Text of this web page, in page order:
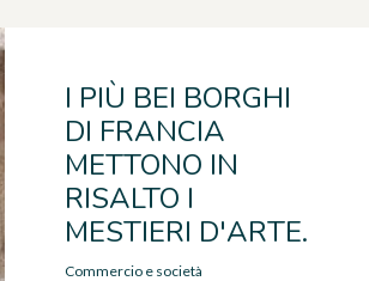
I PIÙ BEI BORGHI
DI FRANCIA
METTONO IN
RISALTO I
MESTIERI D'ARTE.
Commercio e società